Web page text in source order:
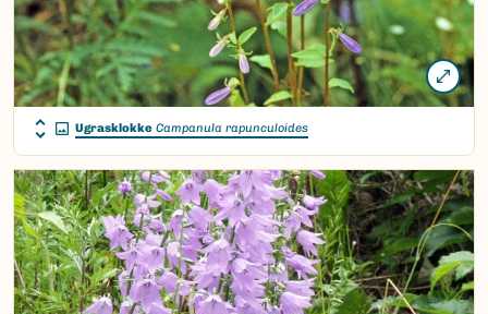
Ugrasklokke Campanula rapunculoides